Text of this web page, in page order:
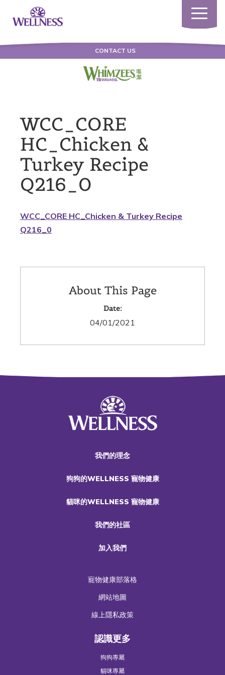
Toggle
CONTACT US
WCC_CORE
HC_Chicken &
Turkey Recipe
Q216_0
WCC_CORE HC_Chicken & Turkey Recipe
Q216_0
About This Page
Date:
04/01/2021
我們的理念
狗狗的WELLNESS 寵物健康
貓咪的WELLNESS 寵物健康
我們的社區
加入我們
寵物健康部落格
網站地圖
線上隱私政策
認識更多
狗狗專屬
貓咪專屬